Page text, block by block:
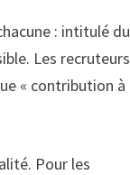
: intitulé du
Les recruteurs
« contribution à
Pour les